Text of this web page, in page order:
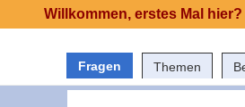
Fragen Themen
Willkommen, erstes Mal